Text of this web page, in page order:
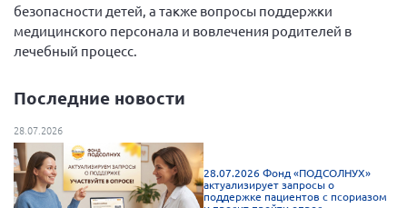
Мурманская область
Нижегородская область
Новосибирская область
Омская область
Оренбургская область
Пензенская область
безопасности детей, а также вопросы поддержки
медицинского персонала и вовлечения родителей в
лечебный процесс.
Последние новости
28.07.2026
28.07.2026 Фонд «ПОДСОЛНУХ»
актуализирует запросы о
поддержке пациентов с псориазом